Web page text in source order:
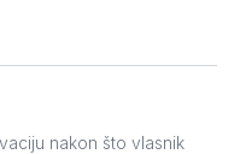
nakon što vlasnik